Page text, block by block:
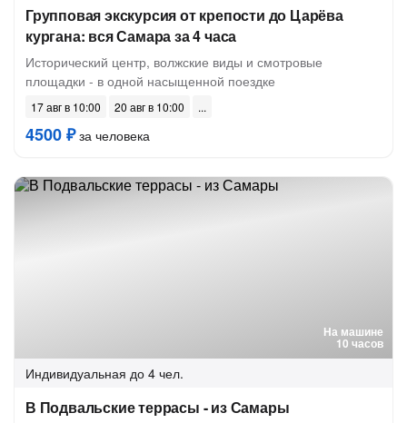
Групповая экскурсия от крепости до Царёва
кургана: вся Самара за 4 часа
Исторический центр, волжские виды и смотровые
площадки - в одной насыщенной поездке
17 авг в 10:00 20 авг в 10:00
4500 ₽за человека
На машине
10 часов
Индивидуальная до 4 чел.
В Подвальские террасы - из Самары